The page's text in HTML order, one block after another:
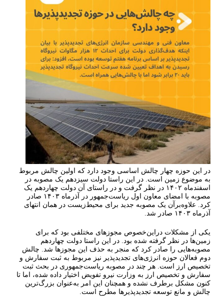
در این حوزه چهار چالش اساسی وجود دارد که اولین چالش مربوط
به موضوع زمین است. در این راستا دولت سیزدهم یک مصوبه در
اسفندماه ۱۴۰۲ در نظر گرفت و در راستای آن دولت چهاردهم یک
مصوبه با امضای معاون اول ریاست‌جمهور در آذرماه ۱۴۰۳ صادر
کرد. علاوه‌برآن یک مصوبه جدید برای محیط‌زیست در همان انتهای
آذرماه ۱۴۰۳ صادر شد.
یکی از مشکلات دراین‌خصوص مجوزهای مختلفی بود که برای
زمین‌ها در نظر گرفته شده بود. در این راستا دولت چهاردهم
مصوبه‌هایی را صادر کرد که منجر به حذف این مجوزها شد. چالش
دوم فعالان حوزه انرژی‌های تجدیدپذیر نیز مربوط به ثبت سفارش و
تخصیص ارز است. هر چند در مصوبه ریاست‌جمهوری در بحث ثبت
سفارش و تخصیص ارز به وزارت نیرو تفویض اختیار داده شده، اما تا
کنون مشکل برطرف نشده و همچنان این امر به‌عنوان بزرگ‌ترین
چالش و مانع توسعه تجدیدپذیرها مطرح است.